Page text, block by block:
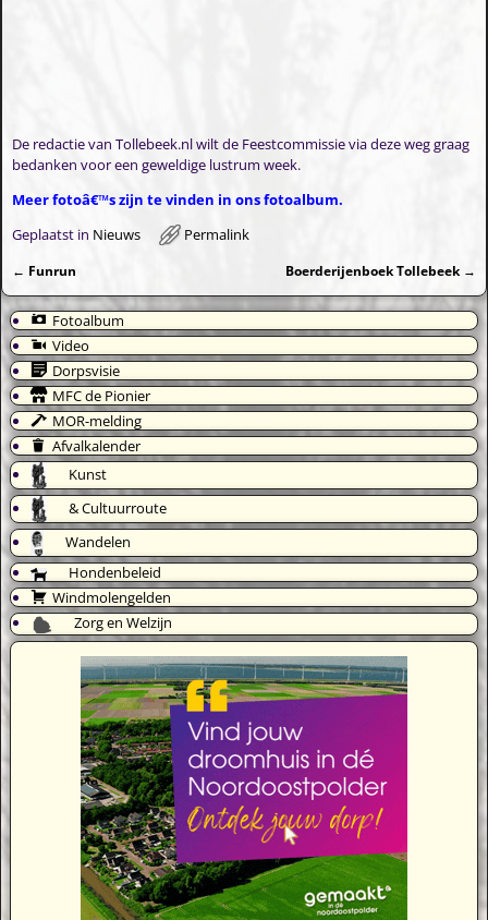
De redactie van Tollebeek.nl wilt de Feestcommissie via deze weg graag
bedanken voor een geweldige lustrum week.
Meer fotoâ€™s zijn te vinden in ons fotoalbum.
Geplaatst in Nieuws Permalink
Bericht navigatie
← Funrun Boerderijenboek Tollebeek →
Fotoalbum
Video
Dorpsvisie
MFC de Pionier
MOR-melding
Afvalkalender
Kunst
& Cultuurroute
Wandelen
Hondenbeleid
Windmolengelden
Zorg en Welzijn